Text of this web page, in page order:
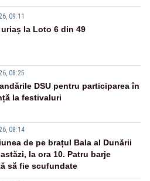
09:11
la Loto 6 din 49
08:25
DSU pentru participarea în
la festivaluri
08:14
de pe brațul Bala al Dunării
la ora 10. Patru barje
să fie scufundate